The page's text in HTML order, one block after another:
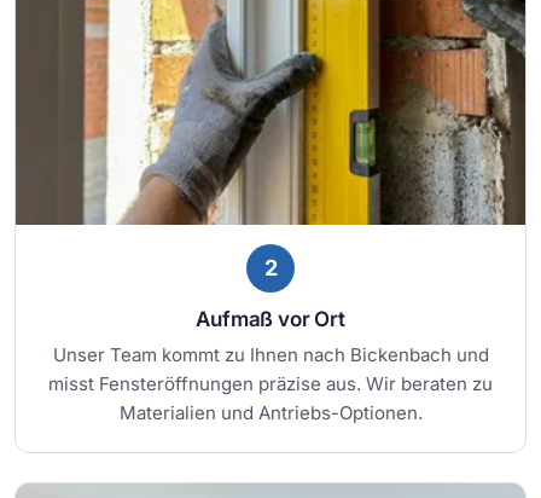
2
Aufmaß vor Ort
Unser Team kommt zu Ihnen nach Bickenbach und
misst Fensteröffnungen präzise aus. Wir beraten zu
Materialien und Antriebs-Optionen.